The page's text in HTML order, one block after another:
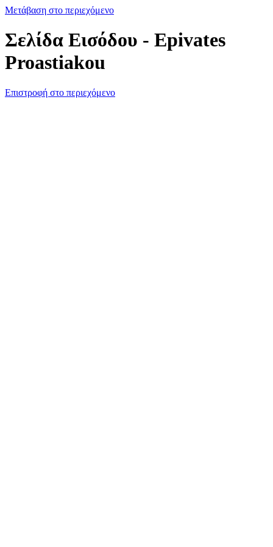
Μετάβαση στο περιεχόμενο
Σελίδα Εισόδου - Epivates
Proastiakou
Επιστροφή στο περιεχόμενο